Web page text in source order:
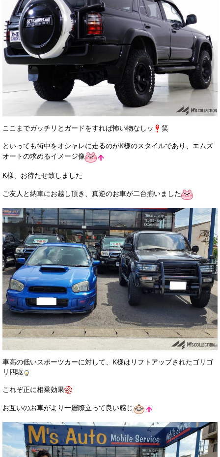
ここまでガッチリとガードをすれば怖い物なしッ 笑
といっても街中をオシャレに走るのがK様のスタイルであり、エムズ
オートの求めるイメージ像
K様、お待たせ致しました
ご友人と納車にお越し頂き、真逆のお車が二台揃いました
車高の低いスポーツカーに対して、K様はリフトアップされたゴリゴ
リ四駆
これぞ正に相乗効果
お互いのお車がより一層際立って良い感じ